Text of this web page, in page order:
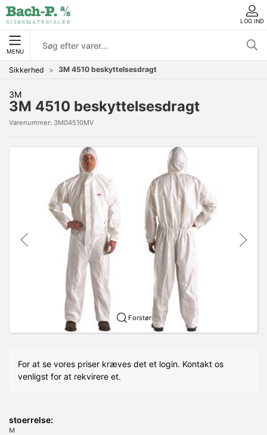
LOG IND
MENU
Sikkerhed 3M 4510 beskyttelsesdragt
3M
3M 4510 beskyttelsesdragt
Varenummer: 3M04510MV
Forstør
For at se vores priser kræves det et login. Kontakt os
venligst for at rekvirere et.
stoerrelse:
M